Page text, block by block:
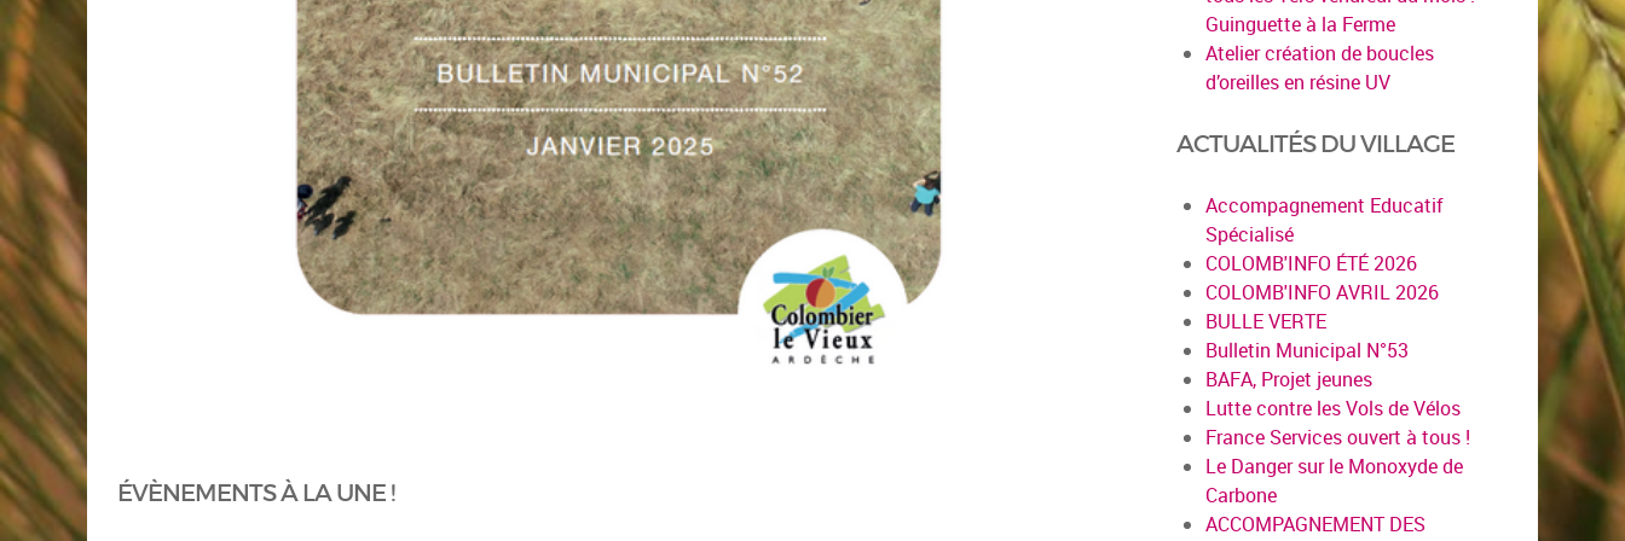
ÉVÈNEMENTS À LA UNE !
Guinguette à la Ferme
Atelier création de boucles
d’oreilles en résine UV
ACTUALITÉS DU VILLAGE
Accompagnement Educatif
Spécialisé
COLOMB'INFO ÉTÉ 2026
COLOMB'INFO AVRIL 2026
BULLE VERTE
Bulletin Municipal N°53
BAFA, Projet jeunes
Lutte contre les Vols de Vélos
France Services ouvert à tous !
Le Danger sur le Monoxyde de
Carbone
ACCOMPAGNEMENT DES